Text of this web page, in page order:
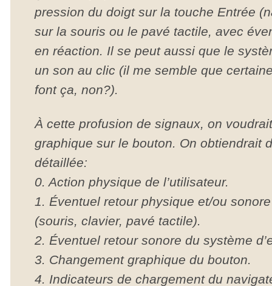
pression du doigt sur la touche Entrée
sur la souris ou le pavé tactile, avec
en réaction. Il se peut aussi que le
un son au clic (il me semble que
font ça, non?).
À cette profusion de signaux, on
graphique sur le bouton. On obtiendrait
détaillée:
0. Action physique de l’utilisateur.
1. Éventuel retour physique et/ou
(souris, clavier, pavé tactile).
2. Éventuel retour sonore du système
3. Changement graphique du bouton.
4. Indicateurs de chargement du